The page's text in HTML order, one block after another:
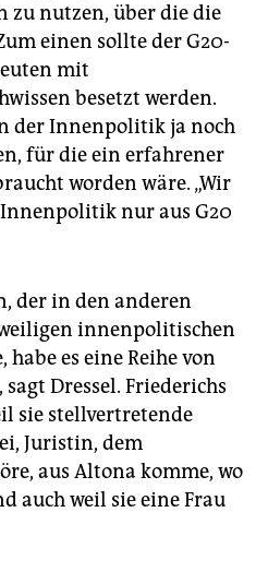
zu nutzen, über die die
einen sollte der G20-
mit
besetzt werden.
der Innenpolitik ja noch
für die ein erfahrener
worden wäre. „Wir
nur aus G20
der in den anderen
innenpolitischen
habe es eine Reihe von
Dressel. Friederichs
sie stellvertretende
Juristin, dem
aus Altona komme, wo
auch weil sie eine Frau